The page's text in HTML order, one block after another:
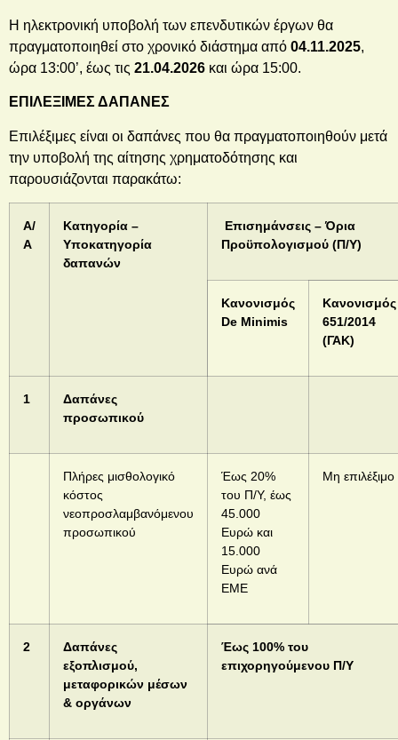
Η ηλεκτρονική υποβολή των επενδυτικών έργων θα
πραγματοποιηθεί στο χρονικό διάστημα από 04.11.2025,
ώρα 13:00’, έως τις 21.04.2026 και ώρα 15:00.
ΕΠΙΛΕΞΙΜΕΣ ΔΑΠΑΝΕΣ
Επιλέξιμες είναι οι δαπάνες που θα πραγματοποιηθούν μετά
την υποβολή της αίτησης χρηματοδότησης και
παρουσιάζονται παρακάτω:
Α/
Α
Κατηγορία –
Υποκατηγορία
δαπανών
Επισημάνσεις – Όρια
Προϋπολογισμού (Π/Υ)
Κανονισμός
De Minimis
Κανονισμός
651/2014
(ΓΑΚ)
1
Δαπάνες
προσωπικού
Πλήρες μισθολογικό
κόστος
νεοπροσλαμβανόμενου
προσωπικού
Έως 20%
του Π/Υ, έως
45.000
Ευρώ και
15.000
Ευρώ ανά
ΕΜΕ
Μη επιλέξιμο
2
Δαπάνες
εξοπλισμού,
μεταφορικών μέσων
& οργάνων
Έως 100% του
επιχορηγούμενου Π/Υ